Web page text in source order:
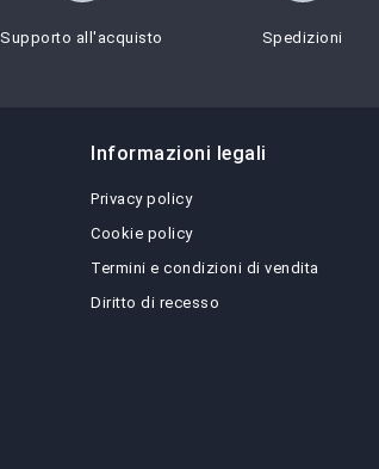
Supporto all'acquisto Spedizioni
Informazioni legali
Privacy policy
Cookie policy
Termini e condizioni di vendita
Diritto di recesso